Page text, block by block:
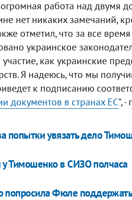
работа над двумя
нет никаких замечаний,
отметил, что за все
украинское
как украинские
Я надеюсь, что мы
к подписанию
документов в странах ЕС", -
попытки увязать дело
Тимошенко в СИЗО полчаса
попросила Фюле